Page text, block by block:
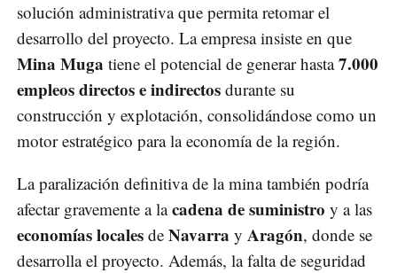
solución administrativa que permita retomar el
desarrollo del proyecto. La empresa insiste en que
Mina Muga tiene el potencial de generar hasta7.000
empleos directos e indirectos durante su
construcción y explotación, consolidándose como un
motor estratégico para la economía de la región.
La paralización definitiva de la mina también podría
afectar gravemente a lacadena de suministro y a las
economías locales de Navarra y Aragón, donde se
desarrolla el proyecto. Además, la falta de seguridad